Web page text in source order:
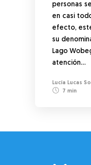
personas
en casi
efecto,
su
Lago
atención…
Lucía Lucas
7 min